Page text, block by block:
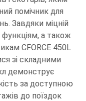
помічник для
Завдяки міцній
функціям, а також
CFORCE 450L
зі складними
демонструє
за доступною
до поїздок